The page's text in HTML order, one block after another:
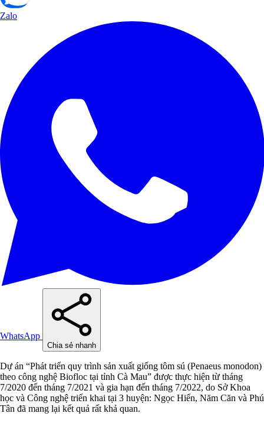
Zalo
WhatsApp
Chia sẻ nhanh
Dự án “Phát triển quy trình sản xuất giống tôm sú (Penaeus monodon)
theo công nghệ Biofloc tại tỉnh Cà Mau” được thực hiện từ tháng
7/2020 đến tháng 7/2021 và gia hạn đến tháng 7/2022, do Sở Khoa
học và Công nghệ triển khai tại 3 huyện: Ngọc Hiển, Năm Căn và Phú
Tân đã mang lại kết quả rất khả quan.